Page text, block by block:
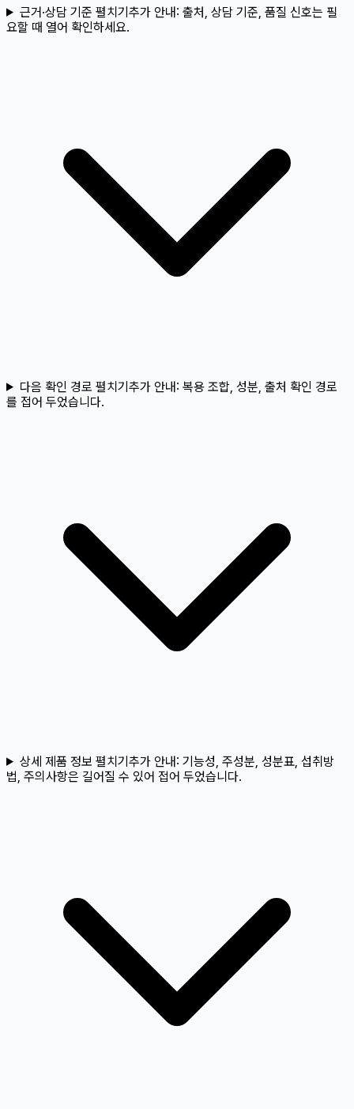
근거·상담 기준 펼치기추가 안내: 출처, 상담 기준, 품질 신호는 필
요할 때 열어 확인하세요.
다음 확인 경로 펼치기추가 안내: 복용 조합, 성분, 출처 확인 경로
를 접어 두었습니다.
상세 제품 정보 펼치기추가 안내: 기능성, 주성분, 성분표, 섭취방
법, 주의사항은 길어질 수 있어 접어 두었습니다.